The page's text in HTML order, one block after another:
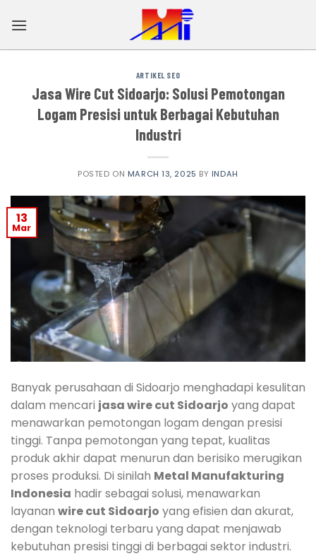
ARTIKEL SEO
Jasa Wire Cut Sidoarjo: Solusi Pemotongan
Logam Presisi untuk Berbagai Kebutuhan
Industri
POSTED ON MARCH 13, 2025 BY INDAH
13
Mar
Banyak perusahaan di Sidoarjo menghadapi kesulitan
dalam mencari jasa wire cut Sidoarjo yang dapat
menawarkan pemotongan logam dengan presisi
tinggi. Tanpa pemotongan yang tepat, kualitas
produk akhir dapat menurun dan berisiko merugikan
proses produksi. Di sinilah Metal Manufakturing
Indonesia hadir sebagai solusi, menawarkan
layanan wire cut Sidoarjo yang efisien dan akurat,
dengan teknologi terbaru yang dapat menjawab
kebutuhan presisi tinggi di berbagai sektor industri.